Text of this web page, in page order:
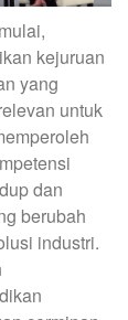
kejuruan
yang
untuk
dan
berubah
industri.